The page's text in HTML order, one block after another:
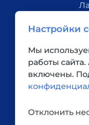
Настройки
Мы
работы
включены.
Отклонить